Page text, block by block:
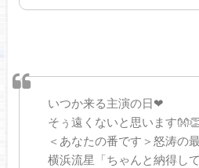
いつか来る主演の日❤
そぅ遠くないと思います
＜あなたの番です＞怒涛の
横浜流星「ちゃんと納得し